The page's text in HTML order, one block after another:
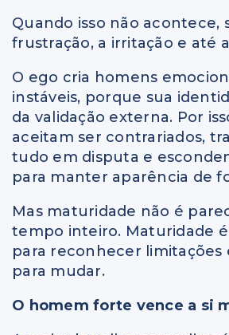
Quando isso não acontece,
frustração, a irritação e até
O ego cria homens
instáveis, porque sua
da validação externa. Por
aceitam ser contrariados,
tudo em disputa e
para manter aparência de
Mas maturidade não é
tempo inteiro. Maturidade
para reconhecer limitações
para mudar.
O homem forte vence a si